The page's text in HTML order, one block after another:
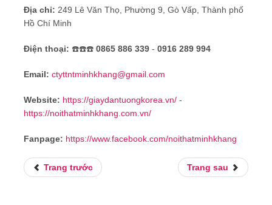
Địa chỉ: 249 Lê Văn Thọ, Phường 9, Gò Vấp, Thành phố
Hồ Chí Minh
Điện thoại: ☎️☎️☎️ 0865 886 339 - 0916 289 994
Email: ctyttntminhkhang@gmail.com
Website: https://giaydantuongkorea.vn/ -
https://noithatminhkhang.com.vn/
Fanpage: https://www.facebook.com/noithatminhkhang
Trang trước Trang sau